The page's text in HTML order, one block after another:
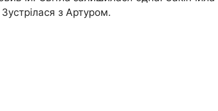
з Артуром.